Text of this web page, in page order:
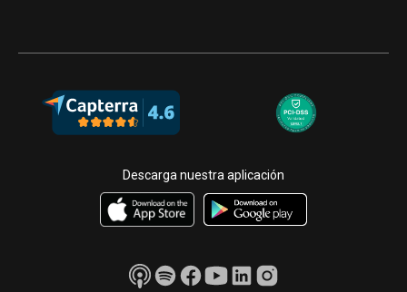
Descarga nuestra aplicación